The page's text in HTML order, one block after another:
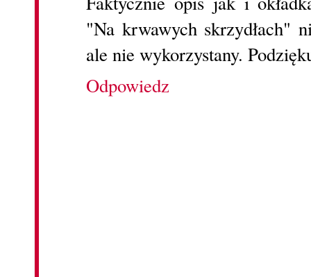
"Na krwawych skrzydłach"
ale nie wykorzystany.
Odpowiedz